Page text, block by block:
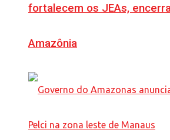
fortalecem os JEAs,
Amazônia